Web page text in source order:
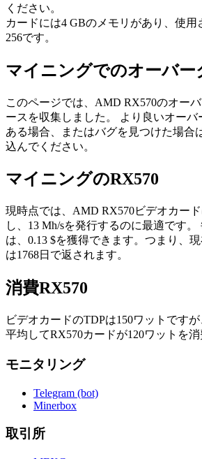
ください。
カードには4 GBのメモリがあり、使用
256です。
マイニングでのオーバー
このページでは、AMD RX570のオー
ースを収集しました。 より良いオー
ある場合、またはバグを見つけた場合
込んでください。
マイニングのRX570
現時点では、AMD RX570ビデオカー
し、13 Mh/sを発行するのに最適です
は、0.13 $を獲得できます。つまり、
は1768日で返されます。
消費RX570
ビデオカードのTDPは150ワットですが
平均してRX570カードが120ワットを消
モニタリング
Telegram (bot)
Minerbox
取引所